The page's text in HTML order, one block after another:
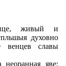
живый и
духовно
венцев славы
неоранная яве: